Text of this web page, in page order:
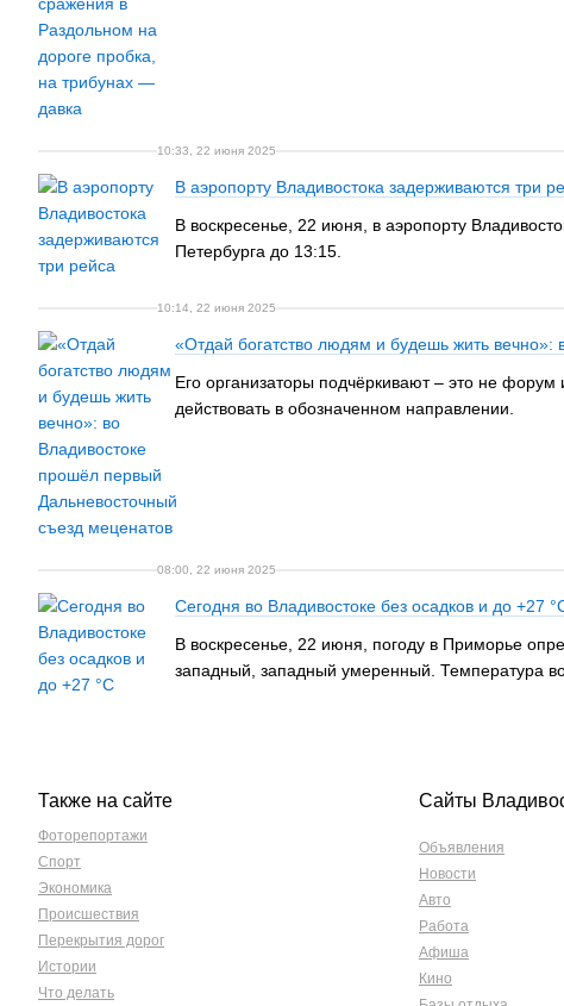
10:33, 22 июня 2025
В аэропорту Владивостока задерживаются три
В воскресенье, 22 июня, в аэропорту
Петербурга до 13:15.
10:14, 22 июня 2025
«Отдай богатство людям и будешь жить
Его организаторы подчёркивают – это не
действовать в обозначенном направлении.
08:00, 22 июня 2025
Сегодня во Владивостоке без осадков и до +27
В воскресенье, 22 июня, погоду в Приморье
западный, западный умеренный. Температура
Также на сайте
Фоторепортажи
Спорт
Экономика
Происшествия
Перекрытия дорог
Истории
Что делать
Сайты
Объявления
Новости
Авто
Работа
Афиша
Кино